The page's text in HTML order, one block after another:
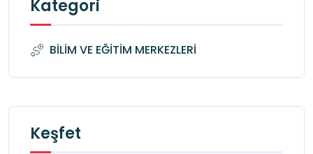
Kategori
BİLİM VE EĞİTİM MERKEZLERİ
Keşfet